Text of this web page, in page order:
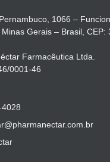
1066 –
Gerais – Brasil, CEP:
Farmacêutica Ltda.
0001-46